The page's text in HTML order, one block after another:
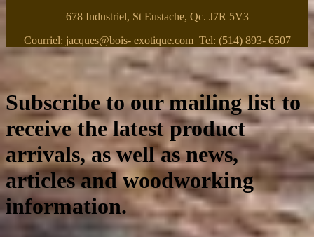
678 Industriel, St Eustache, Qc. J7R 5V3
Courriel: jacques@bois- exotique.com Tel: (514) 893- 6507
Subscribe to our mailing list to
receive the latest product
arrivals, as well as news,
articles and woodworking
information.